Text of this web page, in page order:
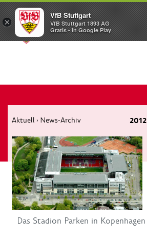
Aktuell › News-Archiv 2012
Das Stadion Parken in Kopenhagen
×
VfB Stuttgart
VfB Stuttgart 1893 AG
Gratis - In Google Play